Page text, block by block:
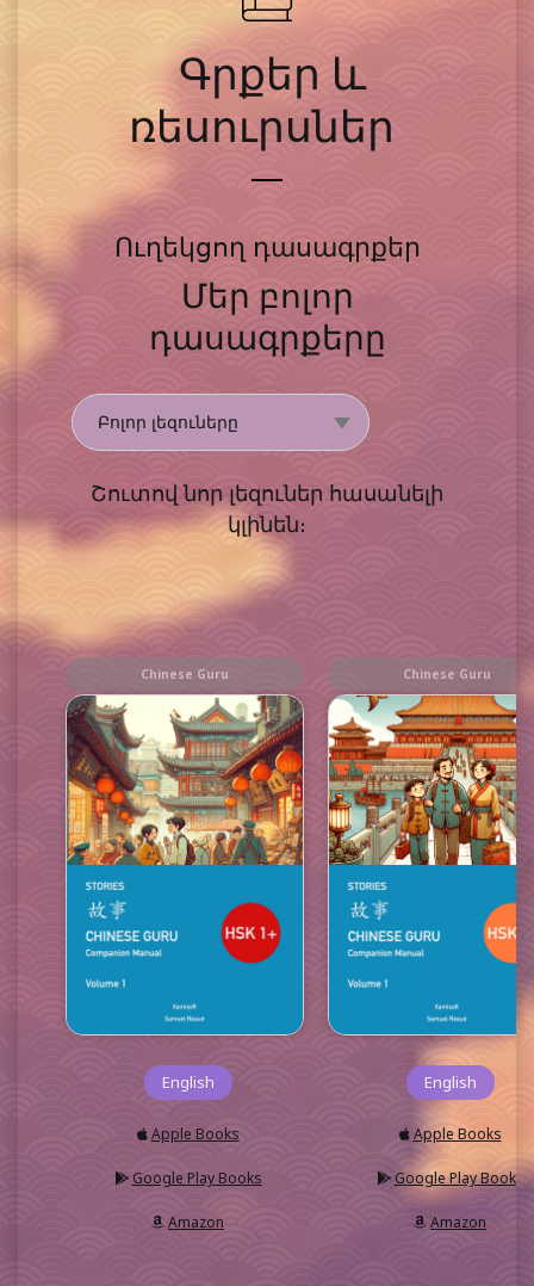
Գրքեր և
ռեսուրսներ
Ուղեկցող դասագրքեր
Մեր բոլոր
դասագրքերը
Շուտով նոր լեզուներ հասանելի
կլինեն։
Chinese Guru
English
Apple Books
Google Play Books
Amazon
Chinese Guru
English
Apple Books
Google Play Books
Amazon